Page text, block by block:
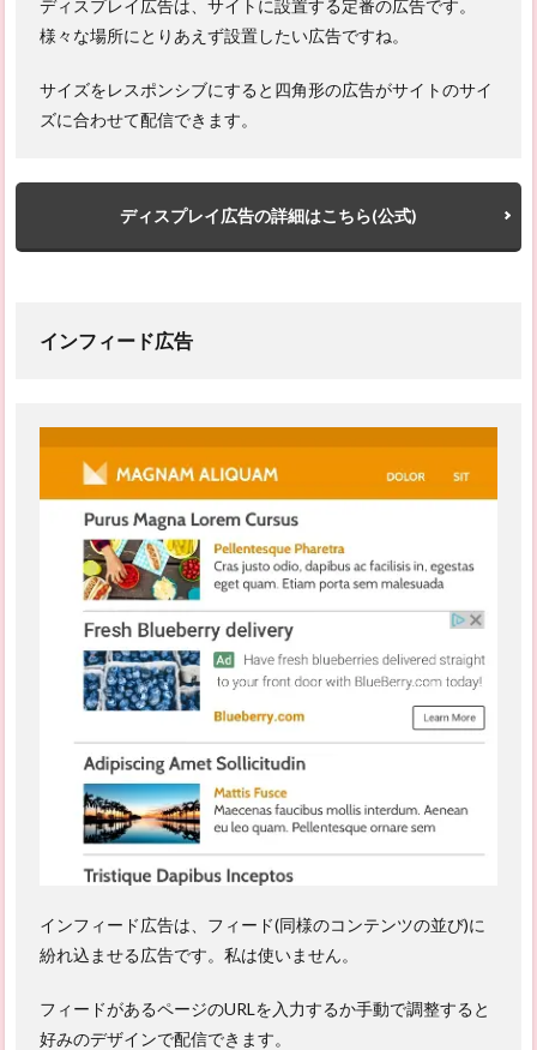
ディスプレイ広告は、サイトに設置する定番の広告です。
様々な場所にとりあえず設置したい広告ですね。
サイズをレスポンシブにすると四角形の広告がサイトのサイ
ズに合わせて配信できます。
ディスプレイ広告の詳細はこちら(公式)
インフィード広告
インフィード広告は、フィード(同様のコンテンツの並び)に
紛れ込ませる広告です。私は使いません。
フィードがあるページのURLを入力するか手動で調整すると
好みのデザインで配信できます。